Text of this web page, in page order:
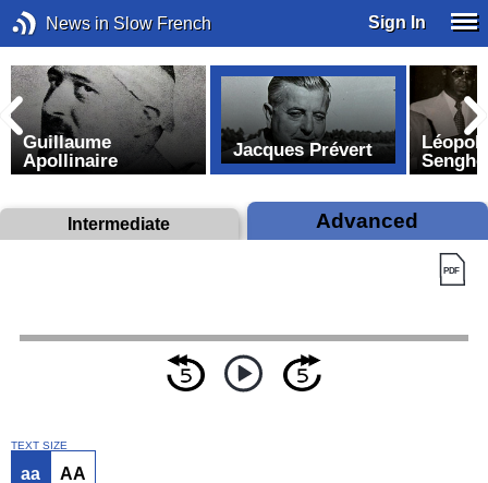
News in Slow French Sign In
Guillaume
Apollinaire
Jacques Prévert
Intermediate Advanced
TEXT SIZE
aa AA